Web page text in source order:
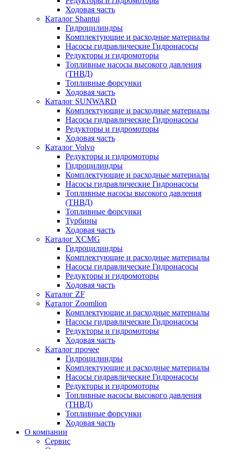
Ходовая часть
Каталог Shantui
Гидроцилиндры
Комплектующие и расходные материалы
Насосы гидравлические Гидронасосы
Редукторы и гидромоторы
Топливные насосы высокого давления
(ТНВД)
Топливные форсунки
Ходовая часть
Каталог SUNWARD
Комплектующие и расходные материалы
Насосы гидравлические Гидронасосы
Редукторы и гидромоторы
Ходовая часть
Каталог Volvo
Редукторы и гидромоторы
Гидроцилиндры
Комплектующие и расходные материалы
Насосы гидравлические Гидронасосы
Топливные насосы высокого давления
(ТНВД)
Топливные форсунки
Турбины
Ходовая часть
Каталог XCMG
Гидроцилиндры
Комплектующие и расходные материалы
Насосы гидравлические Гидронасосы
Редукторы и гидромоторы
Ходовая часть
Каталог ZF
Каталог Zoomlion
Комплектующие и расходные материалы
Насосы гидравлические Гидронасосы
Редукторы и гидромоторы
Ходовая часть
Каталог прочее
Гидроцилиндры
Комплектующие и расходные материалы
Насосы гидравлические Гидронасосы
Редукторы и гидромоторы
Топливные насосы высокого давления
(ТНВД)
Топливные форсунки
Ходовая часть
О компании
Сервис